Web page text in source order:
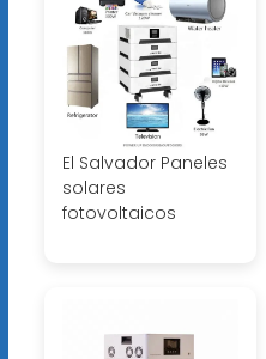
El Salvador Paneles
solares
fotovoltaicos